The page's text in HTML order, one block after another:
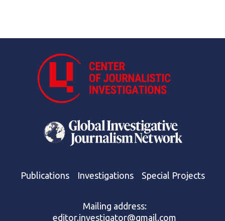
Publications Investigations Special Projects
Mailing address:
editor.investigator@gmail.com